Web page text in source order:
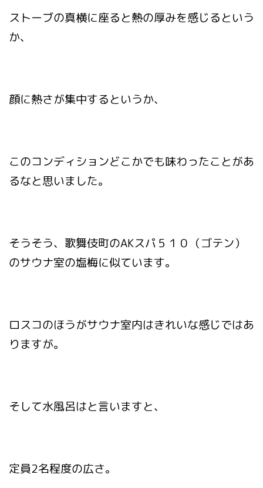
ストーブの真横に座ると熱の厚みを感じるという
か、
顔に熱さが集中するというか、
このコンディションどこかでも味わったことがあ
るなと思いました。
そうそう、歌舞伎町のAKスパ５１０（ゴテン）
のサウナ室の塩梅に似ています。
ロスコのほうがサウナ室内はきれいな感じではあ
りますが。
そして水風呂はと言いますと、
定員2名程度の広さ。